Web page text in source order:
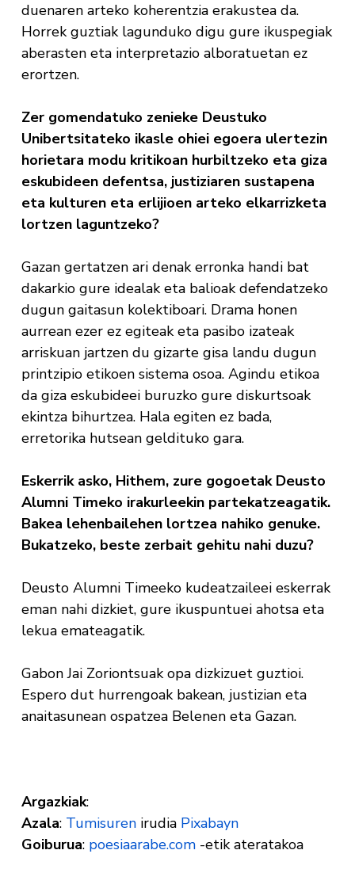
duenaren arteko koherentzia erakustea da.
Horrek guztiak lagunduko digu gure ikuspegiak
aberasten eta interpretazio alboratuetan ez
erortzen.
Zer gomendatuko zenieke Deustuko
Unibertsitateko ikasle ohiei egoera ulertezin
horietara modu kritikoan hurbiltzeko eta giza
eskubideen defentsa, justiziaren sustapena
eta kulturen eta erlijioen arteko elkarrizketa
lortzen laguntzeko?
Gazan gertatzen ari denak erronka handi bat
dakarkio gure idealak eta balioak defendatzeko
dugun gaitasun kolektiboari. Drama honen
aurrean ezer ez egiteak eta pasibo izateak
arriskuan jartzen du gizarte gisa landu dugun
printzipio etikoen sistema osoa. Agindu etikoa
da giza eskubideei buruzko gure diskurtsoak
ekintza bihurtzea. Hala egiten ez bada,
erretorika hutsean geldituko gara.
Eskerrik asko, Hithem, zure gogoetak Deusto
Alumni Timeko irakurleekin partekatzeagatik.
Bakea lehenbailehen lortzea nahiko genuke.
Bukatzeko, beste zerbait gehitu nahi duzu?
Deusto Alumni Timeeko kudeatzaileei eskerrak
eman nahi dizkiet, gure ikuspuntuei ahotsa eta
lekua emateagatik.
Gabon Jai Zoriontsuak opa dizkizuet guztioi.
Espero dut hurrengoak bakean, justizian eta
anaitasunean ospatzea Belenen eta Gazan.
Argazkiak:
Azala: Tumisurenirudia Pixabayn
Goiburua: poesiaarabe.com-etik ateratakoa